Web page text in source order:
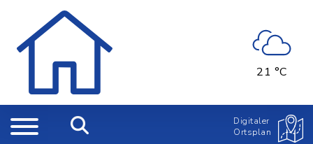
21 °C
Digitaler
Ortsplan